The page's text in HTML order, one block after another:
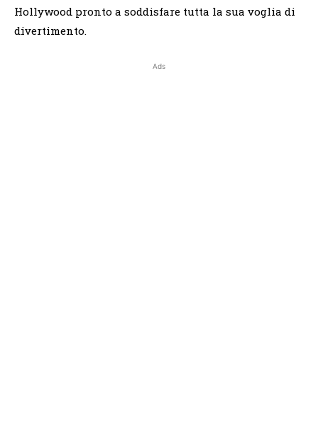
Hollywood pronto a soddisfare tutta la sua voglia di
divertimento.
Ads